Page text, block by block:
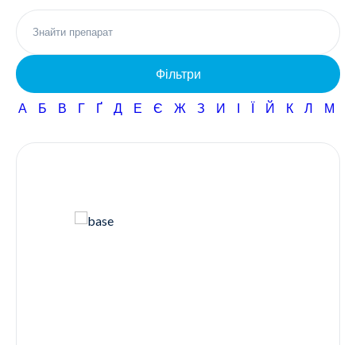
Неврологія
Гінекологія
Фармаконагляд
Кар'єра Фільтри
А Б В Г Ґ Д Е Є Ж З И І Ї Й К Л М